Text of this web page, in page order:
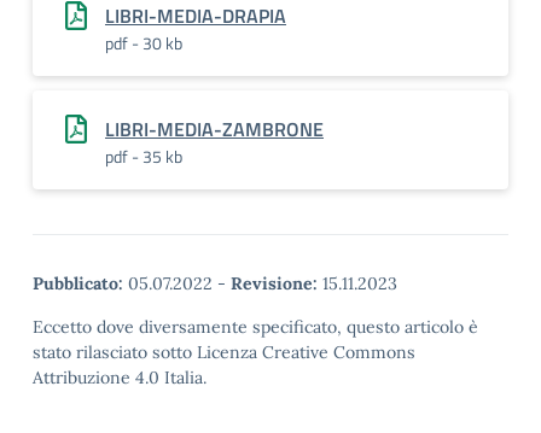
LIBRI-MEDIA-DRAPIA
pdf - 30 kb
LIBRI-MEDIA-ZAMBRONE
pdf - 35 kb
Pubblicato: 05.07.2022 - Revisione: 15.11.2023
Eccetto dove diversamente specificato, questo articolo è
stato rilasciato sotto Licenza Creative Commons
Attribuzione 4.0 Italia.